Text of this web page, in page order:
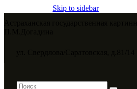
Skip to sidebar